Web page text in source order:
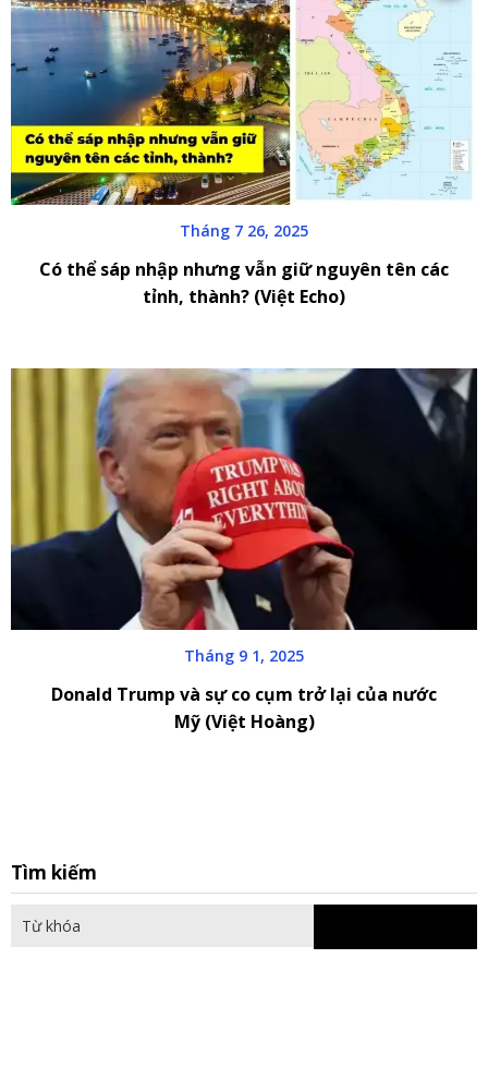
Tháng 7 26, 2025
Có thể sáp nhập nhưng vẫn giữ nguyên tên các
tỉnh, thành? (Việt Echo)
Tháng 9 1, 2025
Donald Trump và sự co cụm trở lại của nước
Mỹ (Việt Hoàng)
Tìm kiếm